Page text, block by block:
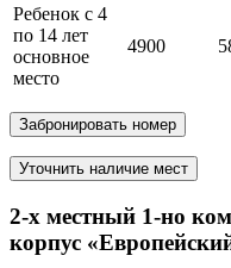
Ребенок с 4
по 14 лет
основное
место
4900
Забронировать номер
Уточнить наличие мест
2-х местный 1-но
корпус